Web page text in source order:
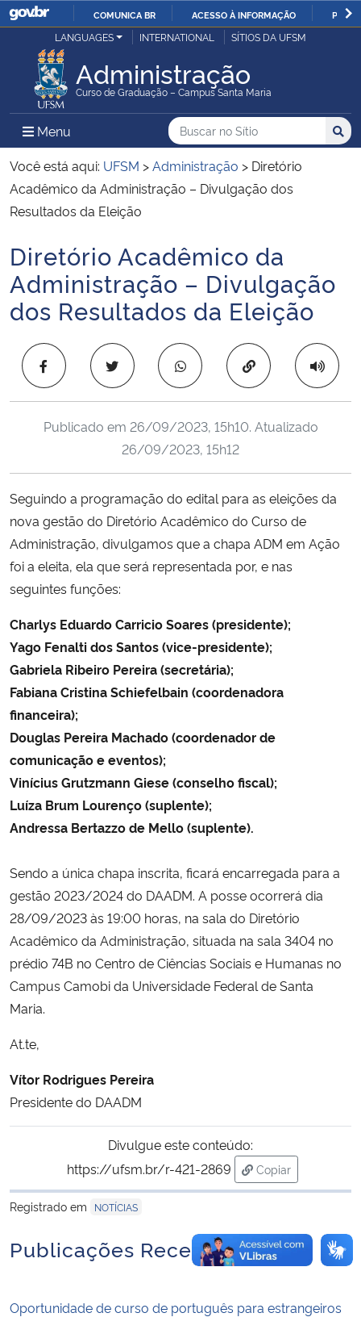
IR
O
COMUNICA BR ACESSO À INFORMAÇÃO
Ministério da Justiça e Segurança Pública
Ministério da Defesa
Ministério das Relações Exteriores
Ministério da Economia
Ministério da Infraestrutura
Ministério da Agricultura, Pecuária e Abastecimento
Ministério da Cidadania
Ministério da Ciência, Tecnologia, Inovações e Comunicações
Ministério do Meio Ambiente
Ministério do Turismo
Ministério do Desenvolvimento Regional
Controladoria-Geral da União
Ministério da Mulher, da Família e dos Direitos Humanos
Secretaria-Geral
Secretaria de Governo
Advocacia-Geral da União
Planalto
LANGUAGES INTERNATIONAL SÍTIOS DA UFSM
Administração
Curso de Graduação – Campus Santa Maria
Menu Menu Principal do Sítio
Busca
Buscar no no Sítio
Busca:
Você está aqui: UFSM >Administração > Diretório
Acadêmico da Administração – Divulgação dos
Resultados da Eleição
Início do conteúdo
Diretório Acadêmico da
Administração – Divulgação
dos Resultados da Eleição
Copiar para área
Publicado em 26/09/2023, 15h10. Atualizado
26/09/2023, 15h12
Seguindo a programação do edital para as eleições da
nova gestão do Diretório Acadêmico do Curso de
Administração, divulgamos que a chapa ADM em Ação
foi a eleita, ela que será representada por, e nas
seguintes funções:
Charlys Eduardo Carricio Soares (presidente);
Yago Fenalti dos Santos (vice-presidente);
Gabriela Ribeiro Pereira (secretária);
Fabiana Cristina Schiefelbain (coordenadora
financeira);
Douglas Pereira Machado (coordenador de
comunicação e eventos);
Vinícius Grutzmann Giese (conselho fiscal);
Luíza Brum Lourenço (suplente);
Andressa Bertazzo de Mello (suplente).
Sendo a única chapa inscrita, ficará encarregada para a
gestão 2023/2024 do DAADM. A posse ocorrerá dia
28/09/2023 às 19:00 horas, na sala do Diretório
Acadêmico da Administração, situada na sala 3404 no
prédio 74B no Centro de Ciências Sociais e Humanas no
Campus Camobi da Universidade Federal de Santa
Maria.
At.te,
Vítor Rodrigues Pereira
Presidente do DAADM
Divulgue este conteúdo:
https://ufsm.br/r-421-2869
Copiar
para área de
Registrado em
NOTÍCIAS
Publicações Recentes
Oportunidade de curso de português para estrangeiros